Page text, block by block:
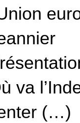
va
(…)